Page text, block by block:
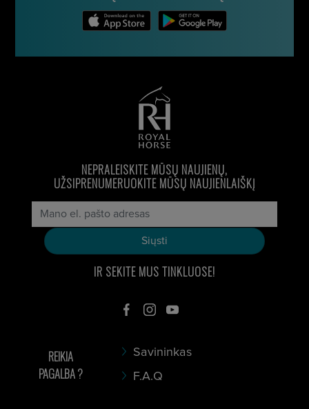
NEPRALEISKITE MŪSŲ NAUJIENŲ,
UŽSIPRENUMERUOKITE MŪSŲ NAUJIENLAIŠKĮ
IR SEKITE MUS TINKLUOSE!
REIKIA
PAGALBA ?
Savininkas
F.A.Q